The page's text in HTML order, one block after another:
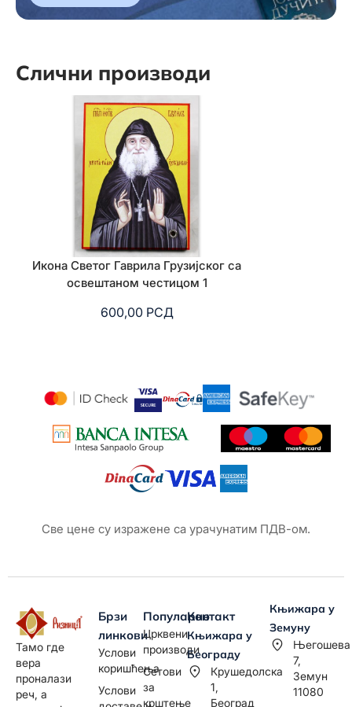
Слични производи
Икона Светог Гаврила Грузијског са
освештаном честицом 1
600,00 РСД
Све цене су изражене са урачунатим ПДВ-ом.
Тамо где
вера
проналази
реч, а
Брзи
линкови
Услови
коришћења
Услови
Популарно
Црквени
производи
Сетови
за
крштење
Контакт
Књижара у
Београду
Крушедолска
1,
Београд
Књижара у
Земуну
Његошева
7,
Земун
11080